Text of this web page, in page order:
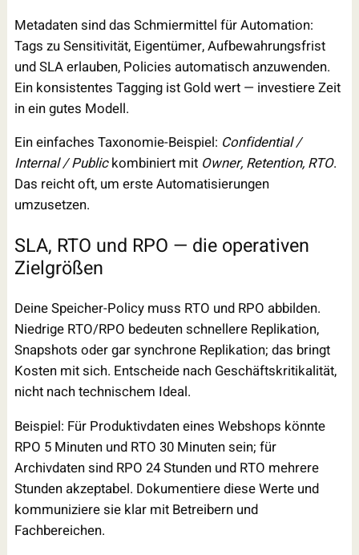
Metadaten sind das Schmiermittel für Automation:
Tags zu Sensitivität, Eigentümer, Aufbewahrungsfrist
und SLA erlauben, Policies automatisch anzuwenden.
Ein konsistentes Tagging ist Gold wert — investiere Zeit
in ein gutes Modell.
Ein einfaches Taxonomie-Beispiel: Confidential /
Internal / Publickombiniert mit Owner, Retention, RTO.
Das reicht oft, um erste Automatisierungen
umzusetzen.
SLA, RTO und RPO — die operativen
Zielgrößen
Deine Speicher-Policy muss RTO und RPO abbilden.
Niedrige RTO/RPO bedeuten schnellere Replikation,
Snapshots oder gar synchrone Replikation; das bringt
Kosten mit sich. Entscheide nach Geschäftskritikalität,
nicht nach technischem Ideal.
Beispiel: Für Produktivdaten eines Webshops könnte
RPO 5 Minuten und RTO 30 Minuten sein; für
Archivdaten sind RPO 24 Stunden und RTO mehrere
Stunden akzeptabel. Dokumentiere diese Werte und
kommuniziere sie klar mit Betreibern und
Fachbereichen.